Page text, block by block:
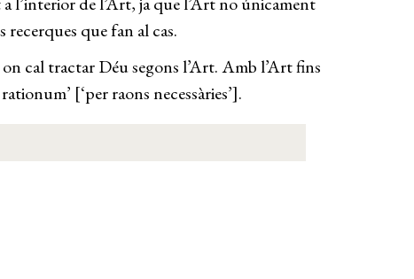
recerques que fan al cas.
cal tractar Déu segons l’Art. Amb l’Art fins
[‘per raons necessàries’].